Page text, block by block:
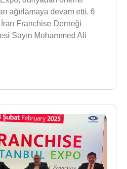
ağırlamaya devam etti. 6
Franchise Derneği
Sayın Mohammed Ali